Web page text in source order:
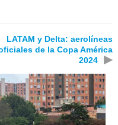
LATAM y Delta: aerolíneas
de la Copa América
2024
▶